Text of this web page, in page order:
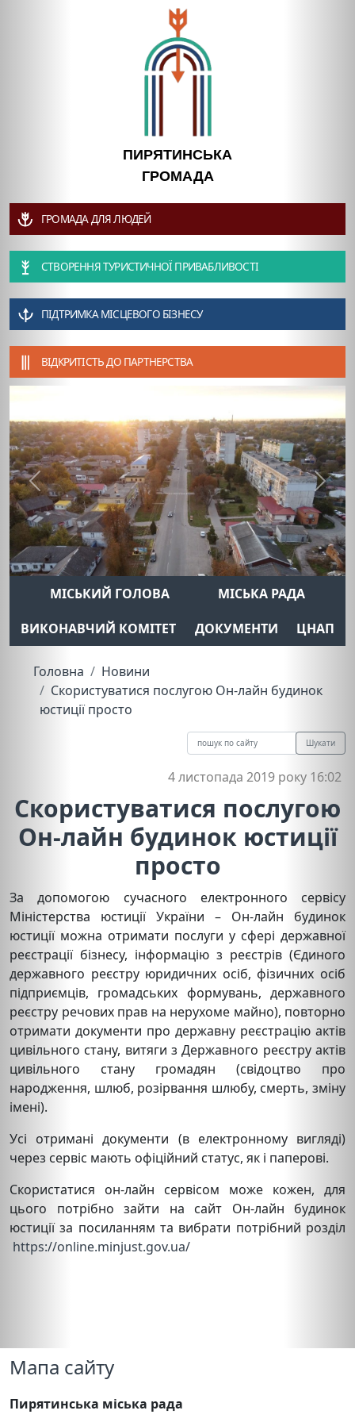
ПИРЯТИНСЬКА
ГРОМАДА
ГРОМАДА ДЛЯ ЛЮДЕЙ
СТВОРЕННЯ ТУРИСТИЧНОЇ ПРИВАБЛИВОСТІ
ПІДТРИМКА МІСЦЕВОГО БІЗНЕСУ
ВІДКРИТІСТЬ ДО ПАРТНЕРСТВА
Previous Next
МІСЬКИЙ ГОЛОВА
МІСЬКА РАДА
ВИКОНАВЧИЙ КОМІТЕТ
ДОКУМЕНТИ ЦНАП
Головна
Новини
Скористуватися послугою Он-лайн будинок
юстиції просто
Шукати
4 листопада 2019 року 16:02
Скористуватися послугою
Он-лайн будинок юстиції
просто
За допомогою сучасного електронного сервісу
Міністерства юстиції України – Он-лайн будинок
юстиції можна отримати послуги у сфері державної
реєстрації бізнесу, інформацію з реєстрів (Єдиного
державного реєстру юридичних осіб, фізичних осіб
підприємців, громадських формувань, державного
реєстру речових прав на нерухоме майно), повторно
отримати документи про державну реєстрацію актів
цивільного стану, витяги з Державного реєстру актів
цивільного стану громадян (свідоцтво про
народження, шлюб, розірвання шлюбу, смерть, зміну
імені).
Усі отримані документи (в електронному вигляді)
через сервіс мають офіційний статус, як і паперові.
Скористатися он-лайн сервісом може кожен, для
цього потрібно зайти на сайт Он-лайн будинок
юстиції за посиланням та вибрати потрібний розділ
https://online.minjust.gov.ua/
Мапа сайту
Пирятинська міська рада